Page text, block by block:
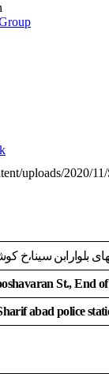
uploads/2020/
سینا،خ کوشاوران
St., End
abad police